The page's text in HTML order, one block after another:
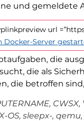
und gemeldete
url
Docker-Server
die
die als
die betroffen
OS, sleepx-,